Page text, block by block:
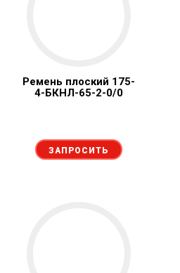
Ремень плоский 175-
4-БКНЛ-65-2-0/0
ЗАПРОСИТЬ